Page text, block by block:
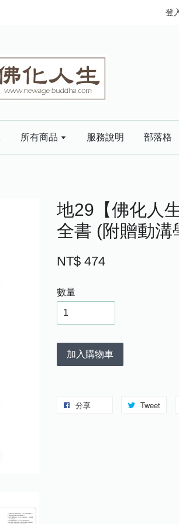
登
所有商品 服務說明 部落格
地29【佛化人
全書 (附贈動溝
NT$ 474
數量
加入購物車
分享 Tweet